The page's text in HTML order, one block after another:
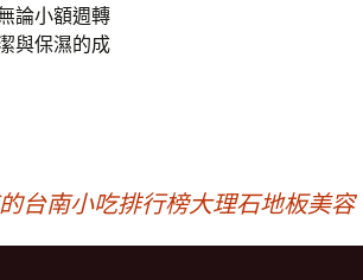
論小額週轉
與保濕的成
台南小吃排行榜大理石地板美容